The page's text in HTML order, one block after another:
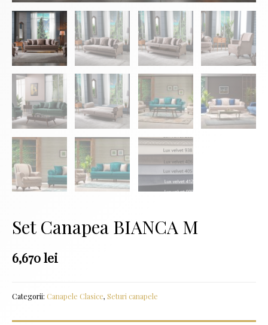
Set Canapea BIANCA M
6,670lei
Categorii: Canapele Clasice, Seturi canapele